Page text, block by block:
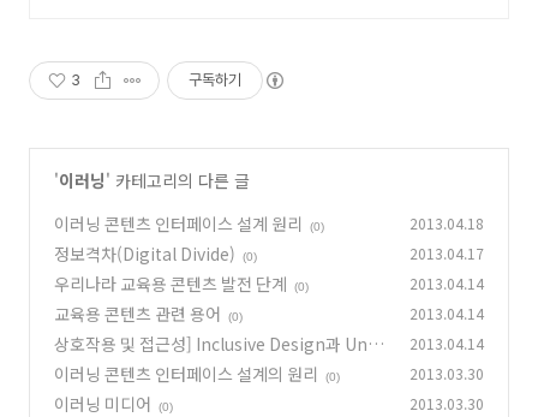
3 구독하기
'이러닝' 카테고리의 다른 글
이러닝 콘텐츠 인터페이스 설계 원리
(0) 2013.04.18
정보격차(Digital Divide) (0) 2013.04.17
우리나라 교육용 콘텐츠 발전 단계 (0) 2013.04.14
교육용 콘텐츠 관련 용어 (0) 2013.04.14
상호작용 및 접근성] Inclusive Design과 Univ
ersal Design
(0)
2013.04.14
이러닝 콘텐츠 인터페이스 설계의 원리 (0) 2013.03.30
이러닝 미디어 (0) 2013.03.30